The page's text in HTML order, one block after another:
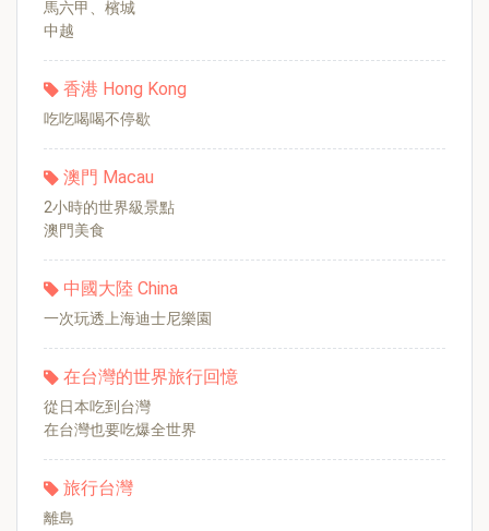
馬六甲、檳城
中越
香港 Hong Kong
吃吃喝喝不停歇
澳門 Macau
2小時的世界級景點
澳門美食
中國大陸 China
一次玩透上海迪士尼樂園
在台灣的世界旅行回憶
從日本吃到台灣
在台灣也要吃爆全世界
旅行台灣
離島